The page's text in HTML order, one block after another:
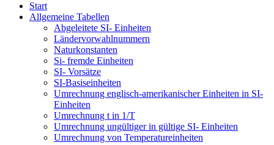
Start
Allgemeine Tabellen
Abgeleitete SI- Einheiten
Ländervorwahlnummern
Naturkonstanten
Si- fremde Einheiten
SI- Vorsätze
SI-Basiseinheiten
Umrechnung englisch-amerikanischer Einheiten in SI-
Einheiten
Umrechnung t in 1/T
Umrechnung ungültiger in gültige SI- Einheiten
Umrechnung von Temperatureinheiten